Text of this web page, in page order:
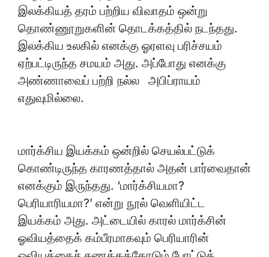
இலக்கியத் தரம் பற்றிய விவாதம் ஒன்று
தொண்ணூறுகளின் தொடக்கத்தில் நடந்தது.
இலக்கிய உலகில் எனக்கு ஓரளவு பரிச்சயம்
ஏற்பட்டிருந்த சமயம் அது. அப்போது எனக்கு
அண்ணாவைப் பற்றி நல்ல அபிப்ராயம்
எதுவுமில்லை.
மார்க்சிய இயக்கம் ஒன்றில் செயல்பட்டுக்
கொண்டிருந்த காரணத்தால் அதன் பார்வைதான்
எனக்கும் இருந்தது. ‘மார்க்சியமா?
பெரியாரியமா?’ என்று நூல் வெளியிட்ட
இயக்கம் அது. அட்டையில் காரல் மார்க்சின்
ஓவியத்தைக் கம்பீரமாகவும் பெரியாரின்